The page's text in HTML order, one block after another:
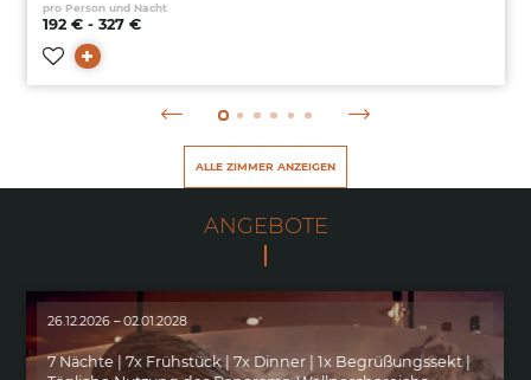
pro Person und Nacht
192 € - 327 €
ALLE ZIMMER ANZEIGEN
ANGEBOTE
26.12.2026 – 02.01.2028
7 Nächte | 7x Frühstück | 7x Dinner | 1x Begrüßungssekt |